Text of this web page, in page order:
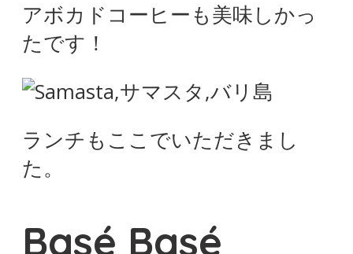
アボカドコーヒーも美味しかっ
たです！
ランチもここでいただきまし
た。
Basé Basé